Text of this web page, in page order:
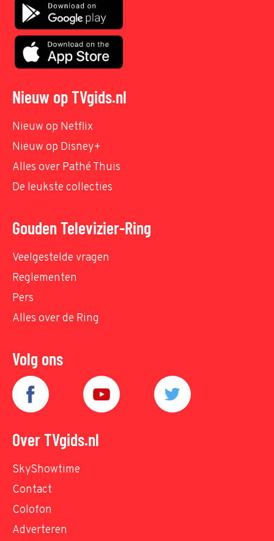
Nieuw op TVgids.nl
Nieuw op Netflix
Nieuw op Disney+
Alles over Pathé Thuis
De leukste collecties
Gouden Televizier-Ring
Veelgestelde vragen
Reglementen
Pers
Alles over de Ring
Volg ons
Over TVgids.nl
SkyShowtime
Contact
Colofon
Adverteren